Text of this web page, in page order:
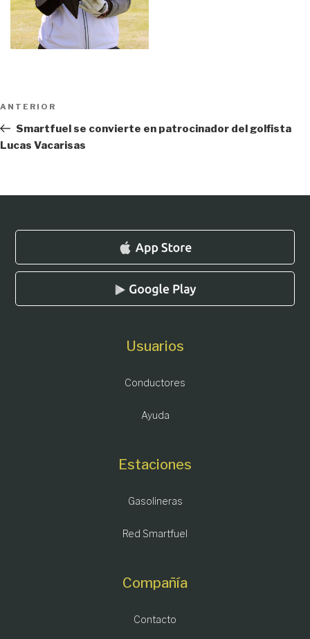
Navegación
de
entradas
Entrada
anterior:
ANTERIOR
Smartfuel se convierte en patrocinador del golfista
Lucas Vacarisas
Usuarios
Conductores
Ayuda
Estaciones
Gasolineras
Red Smartfuel
Compañía
Contacto